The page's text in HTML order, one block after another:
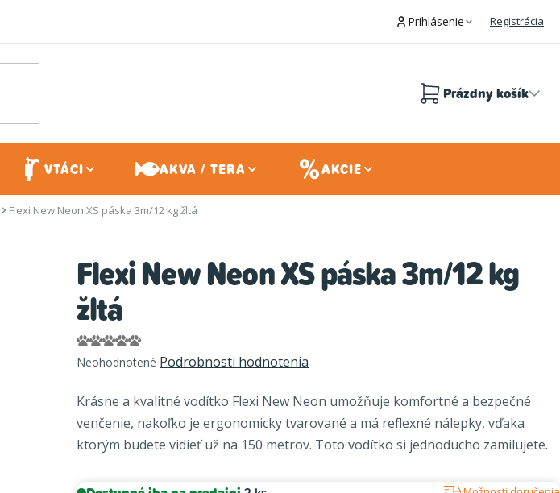
Prihlásenie Registrácia
Prázdny košík
VTÁCI AKVA / TERA AKCIE
Flexi New Neon XS páska 3m/12 kg žltá
Flexi New Neon XS páska 3m/12 kg
žltá
Priemerné
hodnotenie
je
0,0
z
hviezdičiek.
Neohodnotené Podrobnosti hodnotenia
Krásne a kvalitné vodítko Flexi New Neon umožňuje komfortné a bezpečné
venčenie, nakoľko je ergonomicky tvarované a má reflexné nálepky, vďaka
ktorým budete vidieť už na 150 metrov. Toto vodítko si jednoducho zamilujete.